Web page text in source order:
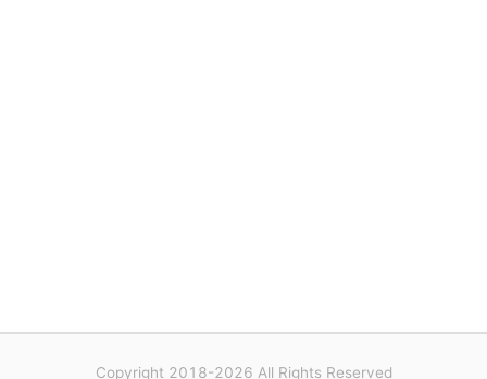
Copyright 2018-2026 All Rights Reserved